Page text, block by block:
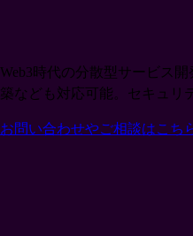
Web3時代の分散型サービス
築なども対応可能。セキュリ
お問い合わせやご相談はこち